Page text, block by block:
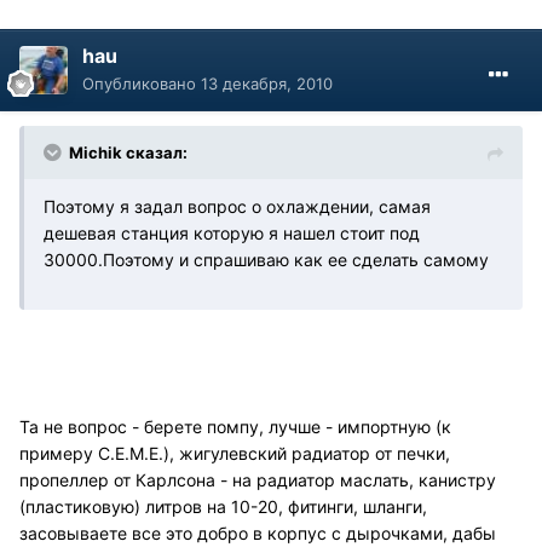
hau
Опубликовано 13 декабря, 2010
Michik сказал:
Поэтому я задал вопрос о охлаждении, самая
дешевая станция которую я нашел стоит под
30000.Поэтому и спрашиваю как ее сделать самому
Та не вопрос - берете помпу, лучше - импортную (к
примеру С.Е.М.Е.), жигулевский радиатор от печки,
пропеллер от Карлсона - на радиатор маслать, канистру
(пластиковую) литров на 10-20, фитинги, шланги,
засовываете все это добро в корпус с дырочками, дабы